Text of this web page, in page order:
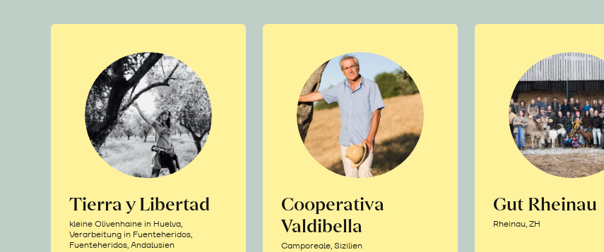
Tierra y Libertad
kleine Olivenhaine in Huelva,
Verarbeitung in Fuenteheridos,
Fuenteheridos, Andalusien
Cooperativa
Valdibella
Camporeale, Sizilien
Gut Rheinau
Rheinau, ZH